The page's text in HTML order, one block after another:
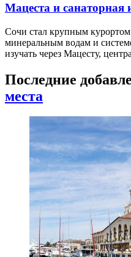
Мацеста и санаторная
Сочи стал крупным курортом
минеральным водам и
изучать через Мацесту,
Последние
места